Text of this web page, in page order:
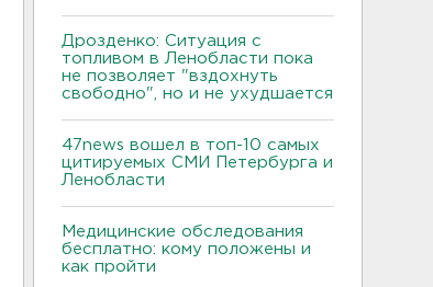
Дрозденко: Ситуация с
топливом в Ленобласти пока
не позволяет "вздохнуть
свободно", но и не ухудшается
47news вошел в топ-10 самых
цитируемых СМИ Петербурга и
Ленобласти
Медицинские обследования
бесплатно: кому положены и
как пройти